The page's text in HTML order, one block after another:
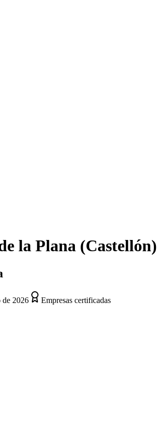
la Plana (Castellón)
de 2026
Empresas certificadas